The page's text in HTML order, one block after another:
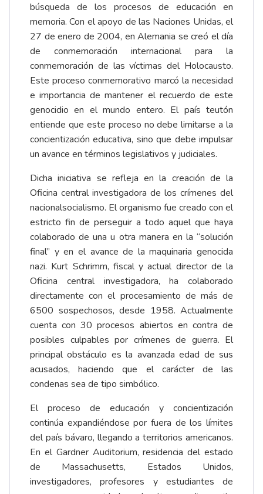
búsqueda de los procesos de educación en
memoria. Con el apoyo de las Naciones Unidas, el
27 de enero de 2004, en Alemania se creó el día
de conmemoración internacional para la
conmemoración de las víctimas del Holocausto.
Este proceso conmemorativo marcó la necesidad
e importancia de mantener el recuerdo de este
genocidio en el mundo entero. El país teutón
entiende que este proceso no debe limitarse a la
concientización educativa, sino que debe impulsar
un avance en términos legislativos y judiciales.
Dicha iniciativa se refleja en la creación de la
Oficina central investigadora de los crímenes del
nacionalsocialismo. El organismo fue creado con el
estricto fin de perseguir a todo aquel que haya
colaborado de una u otra manera en la “solución
final” y en el avance de la maquinaria genocida
nazi. Kurt Schrimm, fiscal y actual director de la
Oficina central investigadora, ha colaborado
directamente con el procesamiento de más de
6500 sospechosos, desde 1958. Actualmente
cuenta con 30 procesos abiertos en contra de
posibles culpables por crímenes de guerra. El
principal obstáculo es la avanzada edad de sus
acusados, haciendo que el carácter de las
condenas sea de tipo simbólico.
El proceso de educación y concientización
continúa expandiéndose por fuera de los límites
del país bávaro, llegando a territorios americanos.
En el Gardner Auditorium, residencia del estado
de Massachusetts, Estados Unidos,
investigadores, profesores y estudiantes de